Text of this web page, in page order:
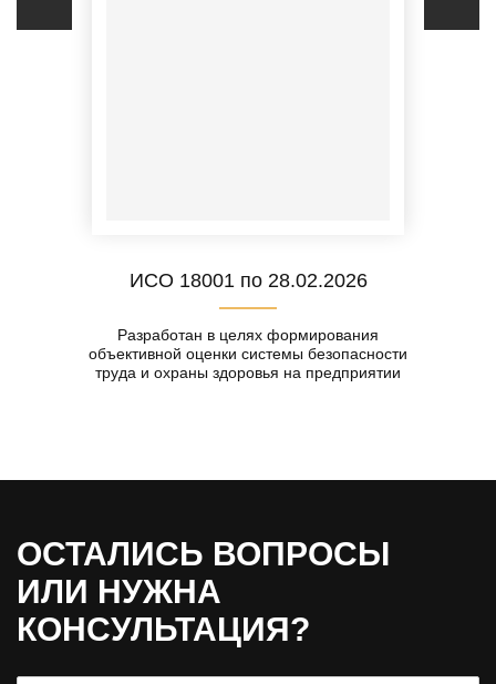
ИСО 18001 по 28.02.2026
Разработан в целях формирования
объективной оценки системы безопасности
труда и охраны здоровья на предприятии
ОСТАЛИСЬ ВОПРОСЫ
ИЛИ НУЖНА
КОНСУЛЬТАЦИЯ?